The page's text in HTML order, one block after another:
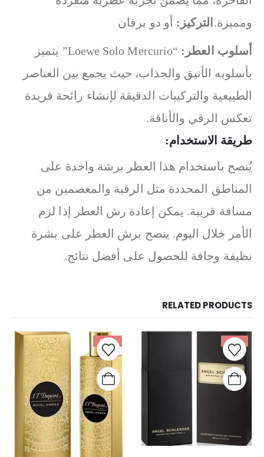
ومميزة. التركيز: أو دو برفان
أسلوب العطر:
“Loewe Solo Mercurio” يتميز
بأسلوبه الأنيق والجذاب، حيث يجمع بين العناصر
الطبيعية والتركيبات الدقيقة لإنشاء رائحة فريدة
تعكس الرقي والأناقة.
طريقة الاستخدام:
يُنصح باستخدام هذا العطر برشة واحدة على
المناطق المحددة مثل الرقبة والمعصمين من
مسافة قريبة. يمكن إعادة رش العطر إذا لزم
الأمر خلال اليوم. ينصح برش العطر على بشرة
نظيفة وجافة للحصول على أفضل نتائج.
RELATED PRODUCTS
-31%
-28%